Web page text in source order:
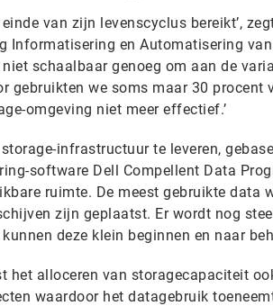
van zijn levenscyclus bereikt’,
en Automatisering van
schaalbaar genoeg om aan de
gebruikten we soms maar 30 procent
omgeving niet meer effectief.’
infrastructuur te leveren,
software Dell Compellent Data
ruimte. De meest gebruikte data
zijn geplaatst. Er wordt nog
deze klein beginnen en naar
het alloceren van storagecapaciteit
waardoor het datagebruik